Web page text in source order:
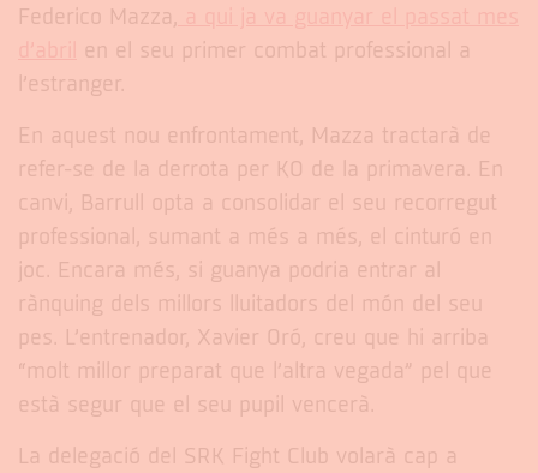
Federico Mazza,
en el seu primer combat professional a
l’estranger.
En aquest nou enfrontament, Mazza tractarà de
refer-se de la derrota per KO de la primavera. En
canvi, Barrull opta a consolidar el seu recorregut
professional, sumant a més a més, el cinturó en
joc. Encara més, si guanya podria entrar al
rànquing dels millors lluitadors del món del seu
pes. L’entrenador, Xavier Oró, creu que hi arriba
“molt millor preparat que l’altra vegada” pel que
està segur que el seu pupil vencerà.
La delegació del SRK Fight Club volarà cap a